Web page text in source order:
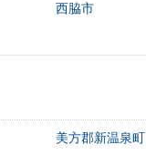
西脇市
美方郡新温泉町